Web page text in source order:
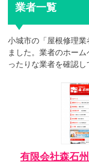
業者一覧
小城市の「屋根修理
ました。業者のホー
ったりな業者を確認し
有限会社森石